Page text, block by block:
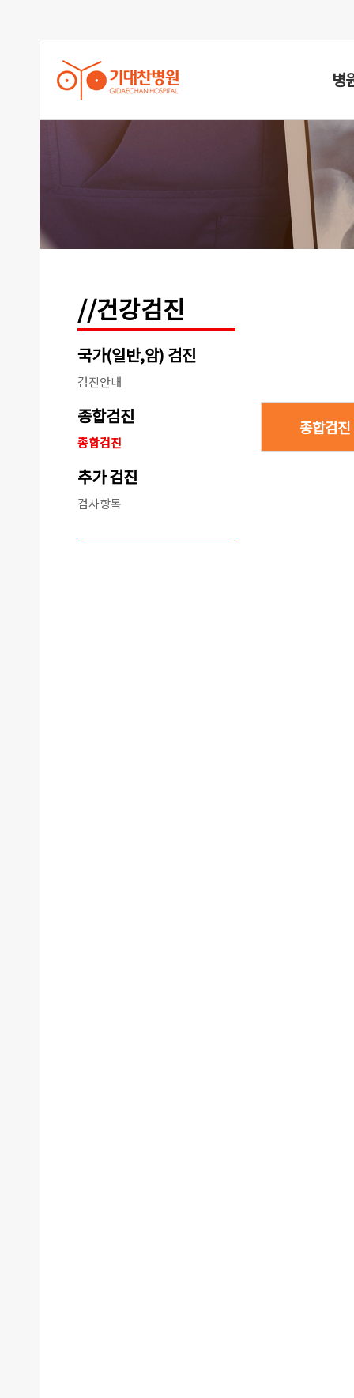
병
//건강검진
국가(일반,암) 검진
검진안내
종합검진
종합검진
추가 검진
검사항목
종합검진